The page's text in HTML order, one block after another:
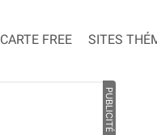
CARTE FREE SITES
PUBLICITÉ